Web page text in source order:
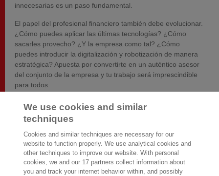
innecesarias es un paso fundamental.
El papel del profesional financiero también debe evolucionar.
¿Cómo puedes aplicar las últimas tecnologías? ¿Cómo
sacarles provecho? ¿Y la empresa como tal? ¿Cómo
puedes introducir la digitalización y robotización de manera
estratégica? Apuesta por convertirte en un auténtico asesor
del conjunto de la empresa y tu trabajo será imprescindible
para todos.
*El Barómetro de empresas 2016 de Exact es una encuesta realizada por Exact
2.000 especialistasdispuestos a
ayudarte
We use cookies and similar
techniques
Cookies and similar techniques are necessary for our
website to function properly. We use analytical cookies and
other techniques to improve our website. With personal
cookies, we and our 17 partners collect information about
you and track your internet behavior within, and possibly